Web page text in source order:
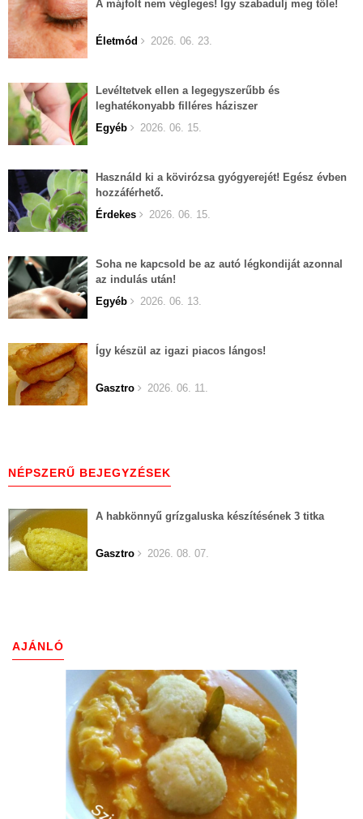
A májfolt nem végleges! Így szabadulj meg tőle!
Életmód 2026. 06. 23.
Levéltetvek ellen a legegyszerűbb és
leghatékonyabb filléres háziszer
Egyéb
2026. 06. 15.
Használd ki a kövirózsa gyógyerejét! Egész évben
hozzáférhető.
Érdekes
2026. 06. 15.
Soha ne kapcsold be az autó légkondiját azonnal
az indulás után!
Egyéb
2026. 06. 13.
Így készül az igazi piacos lángos!
Gasztro 2026. 06. 11.
NÉPSZERŰ BEJEGYZÉSEK
A habkönnyű grízgaluska készítésének 3 titka
Gasztro 2026. 08. 07.
AJÁNLÓ